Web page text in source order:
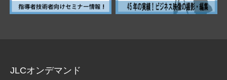
JLCオンデマンド